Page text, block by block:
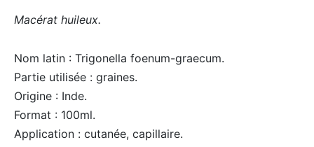
Macérat huileux.
Nom latin : Trigonella foenum-graecum.
Partie utilisée : graines.
Origine : Inde.
Format : 100ml.
Application : cutanée, capillaire.